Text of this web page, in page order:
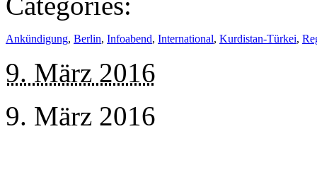
Ankündigung, Berlin, Infoabend, International, Kurdistan-Türkei,
9. März 2016
9. März 2016